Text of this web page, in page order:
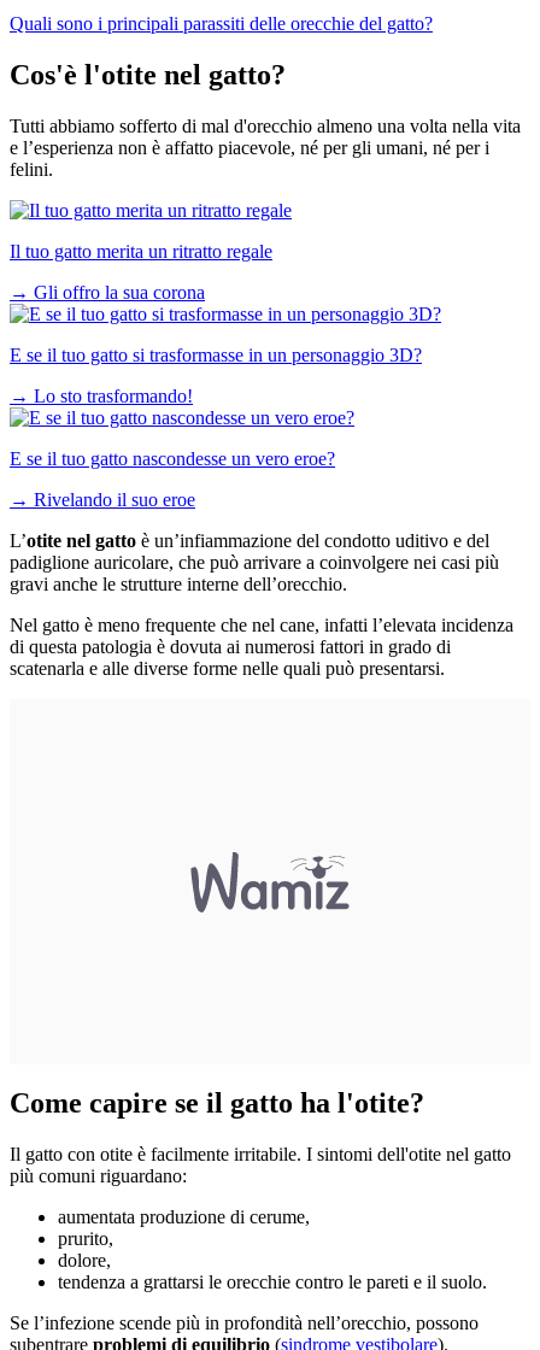
Quali sono i principali parassiti delle orecchie del gatto?
Cos'è l'otite nel gatto?
Tutti abbiamo sofferto di mal d'orecchio almeno una volta nella vita
e l’esperienza non è affatto piacevole, né per gli umani, né per i
felini.
Il tuo gatto merita un ritratto regale
→ Gli offro la sua corona
E se il tuo gatto si trasformasse in un personaggio 3D?
→ Lo sto trasformando!
E se il tuo gatto nascondesse un vero eroe?
→ Rivelando il suo eroe
L’otite nel gatto è un’infiammazione del condotto uditivo e del
padiglione auricolare, che può arrivare a coinvolgere nei casi più
gravi anche le strutture interne dell’orecchio.
Nel gatto è meno frequente che nel cane, infatti l’elevata incidenza
di questa patologia è dovuta ai numerosi fattori in grado di
scatenarla e alle diverse forme nelle quali può presentarsi.
Come capire se il gatto ha l'otite?
Il gatto con otite è facilmente irritabile. I sintomi dell'otite nel gatto
più comuni riguardano:
aumentata produzione di cerume,
prurito,
dolore,
tendenza a grattarsi le orecchie contro le pareti e il suolo.
Se l’infezione scende più in profondità nell’orecchio, possono
subentrare problemi di equilibrio (sindrome vestibolare).